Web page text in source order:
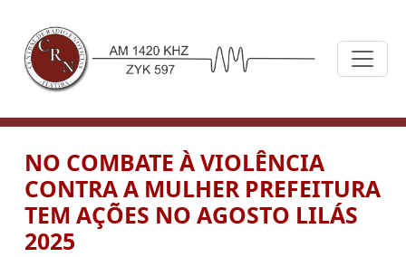
NO COMBATE À VIOLÊNCIA
CONTRA A MULHER PREFEITURA
TEM AÇÕES NO AGOSTO LILÁS
2025